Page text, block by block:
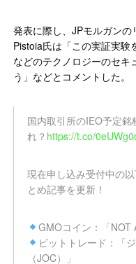
発表に際し、JPモルガン
Pistoia氏は「この実証実験
などのテクノロジーのセキ
う」などとコメントした。
国内取引所のIEO予定
れ？ https://t.co/
現在申し込み受付中の
とめ記事を更新！
GMOコイン：「NOT
ビットトレード：「
（JOC）」